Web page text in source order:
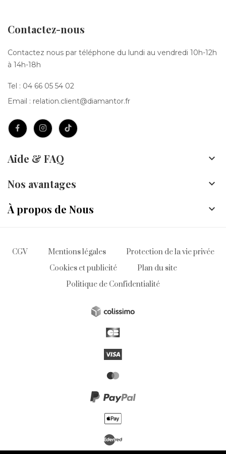
Contactez-nous
Contactez nous par téléphone du lundi au vendredi 10h-12h
à 14h-18h
Tel : 04 66 05 54 02
Email : relation.client@diamantor.fr
Aide & FAQ 
Nos avantages 
À propos de Nous 
CGV Mentions légales
Protection de la vie privée
Cookies et publicité
Plan du site
Politique de Confidentialité